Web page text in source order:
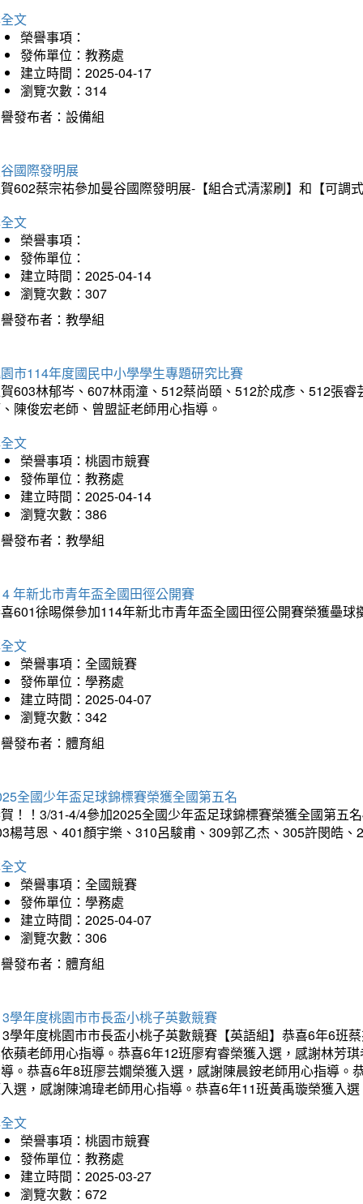
文
榮譽事項：
發佈單位：教務處
建立時間：2025-04-17
瀏覽次數：314
發布者：設備組
國際發明展
602蔡宗祐參加曼谷國際發明展-【組合式清潔刷】和【可調
文
榮譽事項：
發佈單位：
建立時間：2025-04-14
瀏覽次數：307
發布者：教學組
市114年度國民中小學學生專題研究比賽
603林郁岑、607林雨潼、512蔡尚頤、512於成彥、512張
陳俊宏老師、曾盟証老師用心指導。
文
榮譽事項：桃園市競賽
發佈單位：教務處
建立時間：2025-04-14
瀏覽次數：386
發布者：教學組
年新北市青年盃全國田徑公開賽
601徐晹傑參加114年新北市青年盃全國田徑公開賽榮獲壘
文
榮譽事項：全國競賽
發佈單位：學務處
建立時間：2025-04-07
瀏覽次數：342
發布者：體育組
全國少年盃足球錦標賽榮獲全國第五名
！！3/31-4/4參加2025全國少年盃足球錦標賽榮獲全國第五
楊芎恩、401顏宇樂、310呂駿甫、309郭乙杰、305許閔皓
文
榮譽事項：全國競賽
發佈單位：學務處
建立時間：2025-04-07
瀏覽次數：306
發布者：體育組
學年度桃園市市長盃小桃子英數競賽
學年度桃園市市長盃小桃子英數競賽【英語組】恭喜6年6班
蘋老師用心指導。恭喜6年12班廖宥睿榮獲入選，感謝林芳
。恭喜6年8班廖芸嫺榮獲入選，感謝陳晨銨老師用心指導
選，感謝陳鴻瑋老師用心指導。恭喜6年11班黃禹璇榮獲入
文
榮譽事項：桃園市競賽
發佈單位：教務處
建立時間：2025-03-27
瀏覽次數：672